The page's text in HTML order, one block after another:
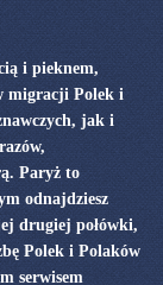
i pieknem,
migracji Polek i
jak i
Paryż to
odnajdziesz
drugiej połówki,
Polek i Polaków
serwisem